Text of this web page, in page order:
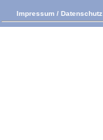
Impressum / Datenschutz